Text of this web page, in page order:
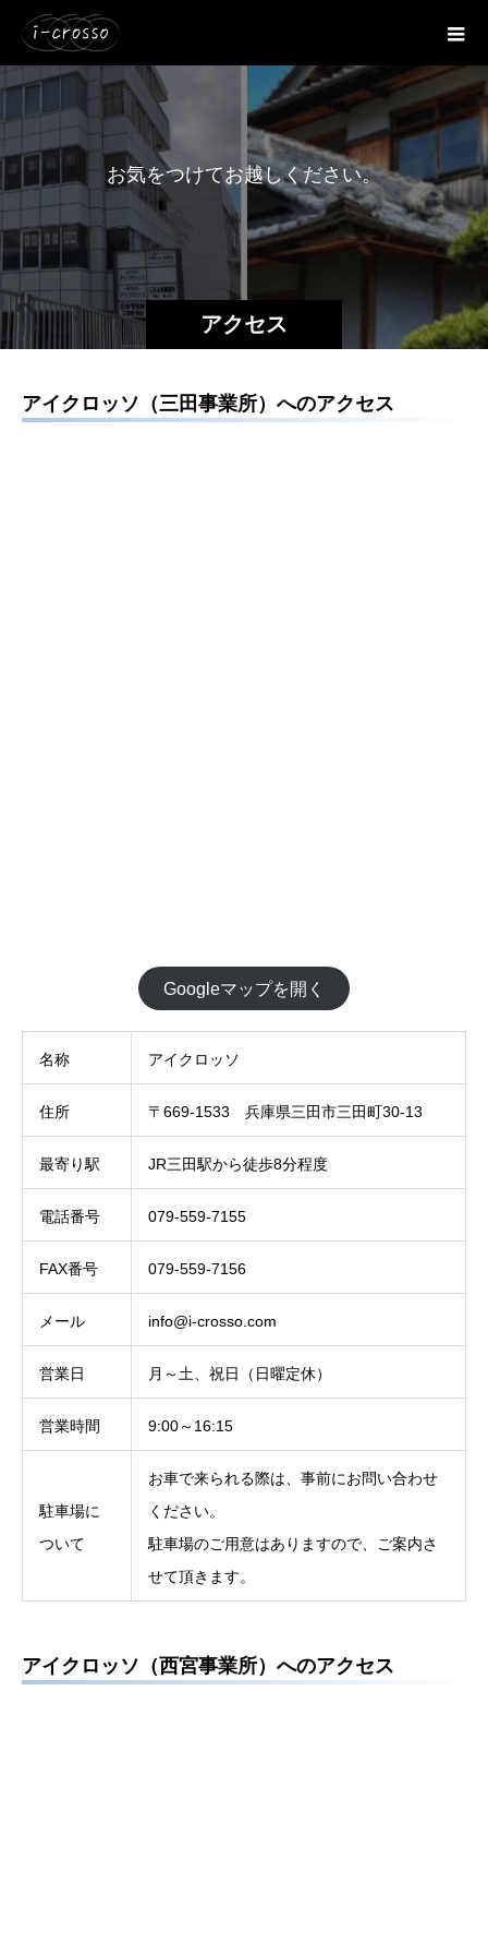
アクセス
お気をつけてお越しくださ い。
アイクロッソ（三田事業所）へのアクセス
Googleマップを開く
名称 アイクロッソ
住所 〒669-1533 兵庫県三田市三田町30-13
最寄り駅 JR三田駅から徒歩8分程度
電話番号 079-559-7155
FAX番号 079-559-7156
メール info@i-crosso.com
営業日 月～土、祝日（日曜定休）
営業時間 9:00～16:15
駐車場に
ついて
お車で来られる際は、事前にお問い合わせ
ください。
駐車場のご用意はありますので、ご案内さ
せて頂きます。
アイクロッソ（西宮事業所）へのアクセス